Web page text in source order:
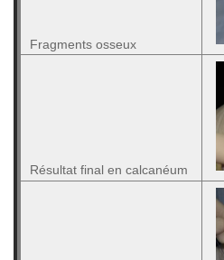
Fragments osseux
Résultat final en calcanéum